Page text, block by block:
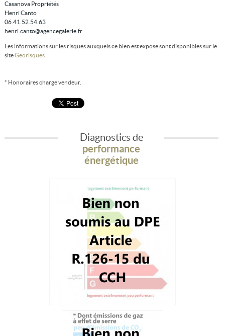
Casanova Propriétés
Henri Canto
06.41.52.54.63
henri.canto@agencegalerie.fr
Les informations sur les risques auxquels ce bien est exposé sont disponibles sur le
siteGéorisques
* Honoraires charge vendeur.
Diagnostics de
performance
énergétique